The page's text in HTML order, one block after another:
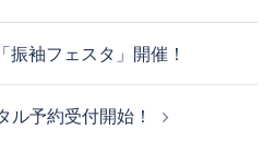
振袖フェスタ」開催！
ル予約受付開始！